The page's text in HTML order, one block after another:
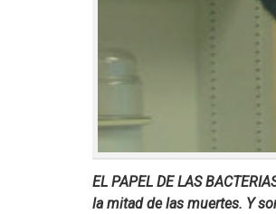
EL PAPEL DE LAS
la mitad de las muertes. Y